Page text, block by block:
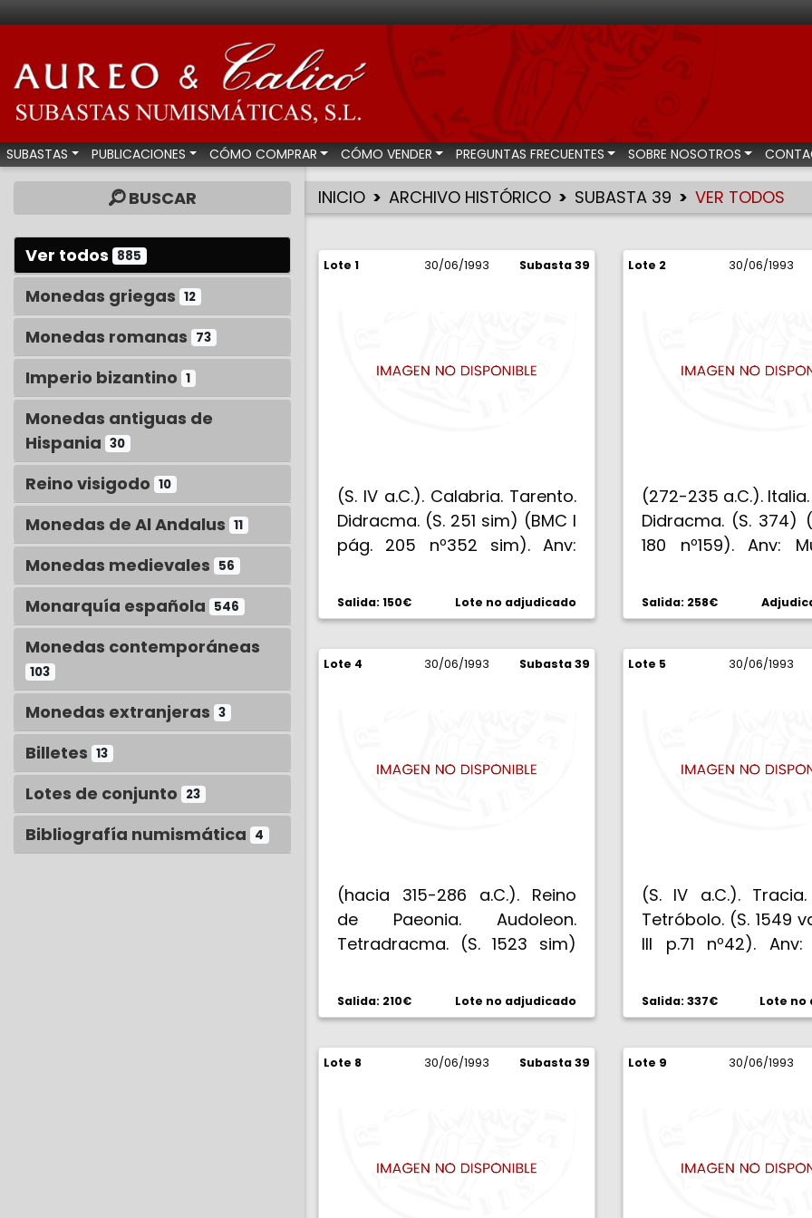
Aureo & Calicó - Subastas numismáticas
SUBASTAS PUBLICACIONES CÓMO COMPRAR CÓMO VENDER PREGUNTAS FRECUENTES SOBRE NOSOTROS
BUSCAR
Ver todos 885
Monedas griegas 12
Monedas romanas 73
Imperio bizantino 1
Monedas antiguas de
Hispania 30
Reino visigodo 10
Monedas de Al Andalus 11
Monedas medievales 56
Monarquía española 546
Monedas contemporáneas
103
Monedas extranjeras 3
Billetes 13
Lotes de conjunto 23
Bibliografía numismática 4
INICIO ARCHIVO HISTÓRICO SUBASTA 39 VER TODOS
Lote 1 30/06/1993 Subasta 39
(S. IV a.C.). Calabria. Tarento.
Didracma. (S. 251 sim) (BMC I
pág. 205 nº352 sim). Anv:
de triple penacho, adornado
de Escila. Rev: Herakles en pie
estrangulando al león, entre
las piernas K. 1,12 g. Muy bella.
Salida: 150€ Lote no adjudicado
Lote 2 30/06/1993
(272-235 a.C.).
Didracma. (S. 374)
180 nº159). Anv:
a la izquierda, al
con la diestra,
el caballo
TARAS. Taras,
ascendente. 6,59 g.
Salida: 258€
Lote 4 30/06/1993 Subasta 39
(hacia 315-286 a.C.). Reino
de Paeonia. Audoleon.
Tetradracma. (S. 1523 sim)
Cabeza de Palas con yelmo
de triple penacho, tres
cuartos a derecha. Rev:
AYDWLEONTOS. Caballo
perforación en anverso.
Salida: 210€ Lote no adjudicado
Lote 5 30/06/1993
(S. IV a.C.).
Tetróbolo. (S. 1549
III p.71 nº42).
Cabeza a
Dionisos joven,
yedra, en un
g. Anverso
Salida: 337€ Lote no
Lote 8 30/06/1993 Subasta 39 Lote 9 30/06/1993